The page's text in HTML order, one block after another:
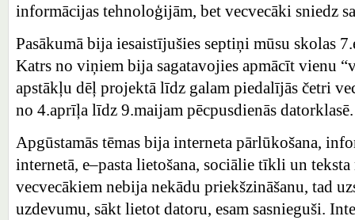
informācijas tehnoloģijām, bet vecvecāki sniedz
Pasākumā bija iesaistījušies septiņi mūsu skolas
Katrs no viņiem bija sagatavojies apmācīt vienu
apstākļu dēļ projektā līdz galam piedalījās četri
no 4.aprīļa līdz 9.maijam pēcpusdienās datorklasē.
Apgūstamās tēmas bija interneta pārlūkošana,
internetā, e–pasta lietošana, sociālie tīkli un
vecvecākiem nebija nekādu priekšzināšanu, tad
uzdevumu, sākt lietot datoru, esam sasnieguši.